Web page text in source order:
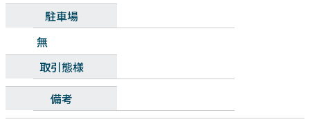
駐車場
無
取引態様
備考